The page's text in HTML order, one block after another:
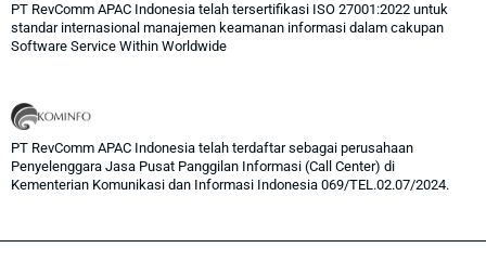
PT RevComm APAC Indonesia telah tersertifikasi ISO 27001:2022 untuk
standar internasional manajemen keamanan informasi dalam cakupan
Software Service Within Worldwide
PT RevComm APAC Indonesia telah terdaftar sebagai perusahaan
Penyelenggara Jasa Pusat Panggilan Informasi (Call Center) di
Kementerian Komunikasi dan Informasi Indonesia 069/TEL.02.07/2024.